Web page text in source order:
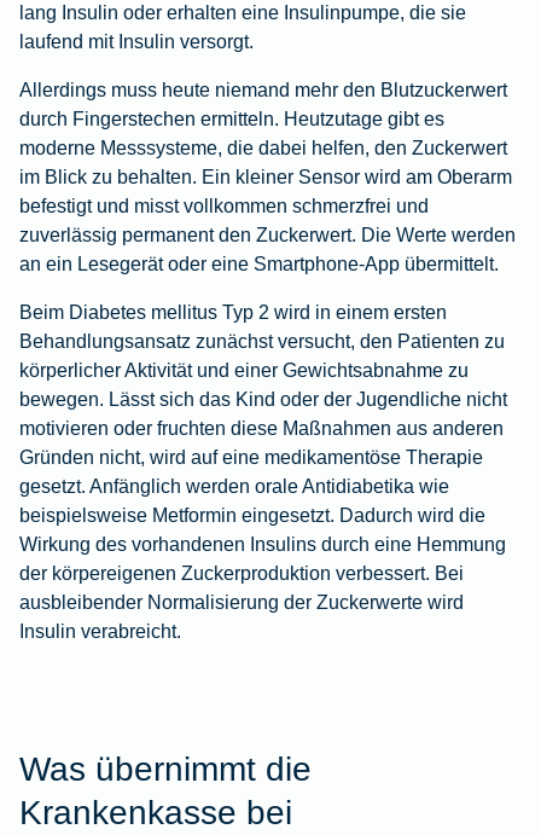
lang Insulin oder erhalten eine Insulinpumpe, die sie
laufend mit Insulin versorgt.
Allerdings muss heute niemand mehr den Blutzuckerwert
durch Fingerstechen ermitteln. Heutzutage gibt es
moderne Messsysteme, die dabei helfen, den Zuckerwert
im Blick zu behalten. Ein kleiner Sensor wird am Oberarm
befestigt und misst vollkommen schmerzfrei und
zuverlässig permanent den Zuckerwert. Die Werte werden
an ein Lesegerät oder eine Smartphone-App übermittelt.
Beim Diabetes mellitus Typ 2 wird in einem ersten
Behandlungsansatz zunächst versucht, den Patienten zu
körperlicher Aktivität und einer Gewichtsabnahme zu
bewegen. Lässt sich das Kind oder der Jugendliche nicht
motivieren oder fruchten diese Maßnahmen aus anderen
Gründen nicht, wird auf eine medikamentöse Therapie
gesetzt. Anfänglich werden orale Antidiabetika wie
beispielsweise Metformin eingesetzt. Dadurch wird die
Wirkung des vorhandenen Insulins durch eine Hemmung
der körpereigenen Zuckerproduktion verbessert. Bei
ausbleibender Normalisierung der Zuckerwerte wird
Insulin verabreicht.
Was übernimmt die
Krankenkasse bei